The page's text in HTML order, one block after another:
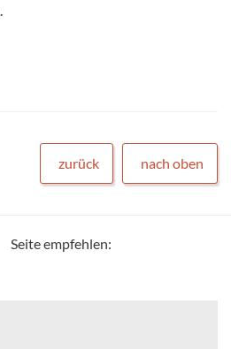
zurück nach oben
Seite empfehlen: